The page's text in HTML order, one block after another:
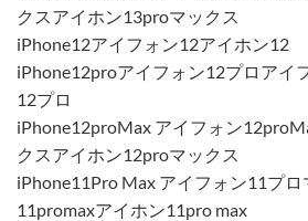
クスアイホン13proマックス
iPhone12アイフォン12アイホン12
iPhone12proアイフォン12プロアイ
12プロ
iPhone12proMax アイフォン
クスアイホン12proマックス
iPhone11Pro Max アイフォン11プ
11promaxアイホン11pro max